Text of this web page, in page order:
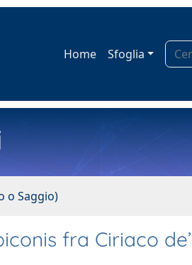
Home Sfoglia
o Saggio)
fra Ciriaco de’